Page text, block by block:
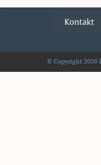
Kontakt
© Copyright 2026